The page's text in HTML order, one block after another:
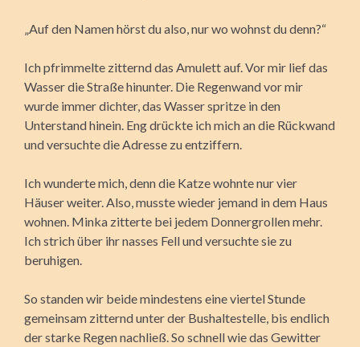
„Auf den Namen hörst du also, nur wo wohnst du denn?“
Ich pfrimmelte zitternd das Amulett auf. Vor mir lief das
Wasser die Straße hinunter. Die Regenwand vor mir
wurde immer dichter, das Wasser spritze in den
Unterstand hinein. Eng drückte ich mich an die Rückwand
und versuchte die Adresse zu entziffern.
Ich wunderte mich, denn die Katze wohnte nur vier
Häuser weiter. Also, musste wieder jemand in dem Haus
wohnen. Minka zitterte bei jedem Donnergrollen mehr.
Ich strich über ihr nasses Fell und versuchte sie zu
beruhigen.
So standen wir beide mindestens eine viertel Stunde
gemeinsam zitternd unter der Bushaltestelle, bis endlich
der starke Regen nachließ. So schnell wie das Gewitter